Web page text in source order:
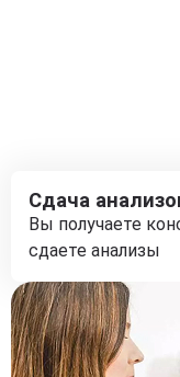
Сдача
Вы получаете
сдаете анализы